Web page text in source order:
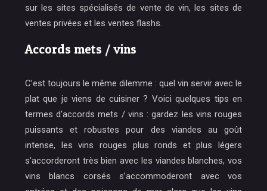
sur les sites spécialisés de vente de vin, les sites de
ventes privées et les ventes flashs.
Accords mets / vins
C’est toujours le même dilemme : quel vin servir avec le
plat que je viens de cuisiner ? Voici quelques tips en
termes d’accords mets / vins : gardez les vins rouges
puissants et robustes pour des viandes au goût
intense, les vins rouges plus ronds et plus légers
s’accorderont très bien avec les viandes blanches, vos
vins blancs corsés s’accommoderont avec vos